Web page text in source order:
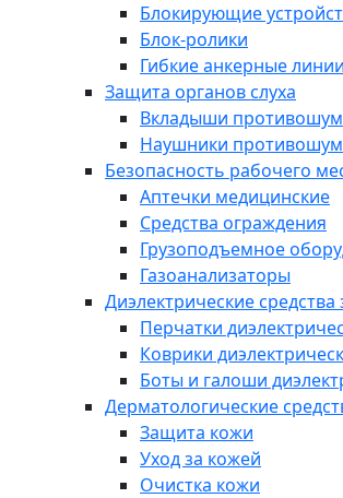
Блокирующие
Блок-ролики
Гибкие анкерные линии
Защита органов слуха
Вкладыши
Наушники
Безопасность рабочего
Аптечки медицинские
Средства ограждения
Грузоподъемное
Газоанализаторы
Диэлектрические
Перчатки
Коврики
Боты и галоши
Дерматологические
Защита кожи
Уход за кожей
Очистка кожи